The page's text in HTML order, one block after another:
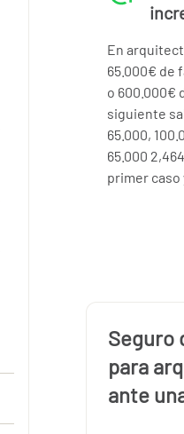
En
65.000€ de
o 600.000€
siguiente
65.000,
65.000
primer caso
Seguro
para
ante